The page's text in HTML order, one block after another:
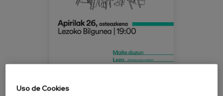
Uso de Cookies